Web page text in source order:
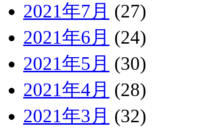
2021年7月 (27)
2021年6月 (24)
2021年5月 (30)
2021年4月 (28)
2021年3月 (32)